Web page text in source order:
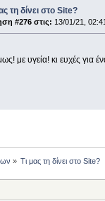
τη δίνει στο Site?
#276 στις: 13/01/21,
με υγεία! κι ευχές για
» Τι μας τη δίνει στο Site?